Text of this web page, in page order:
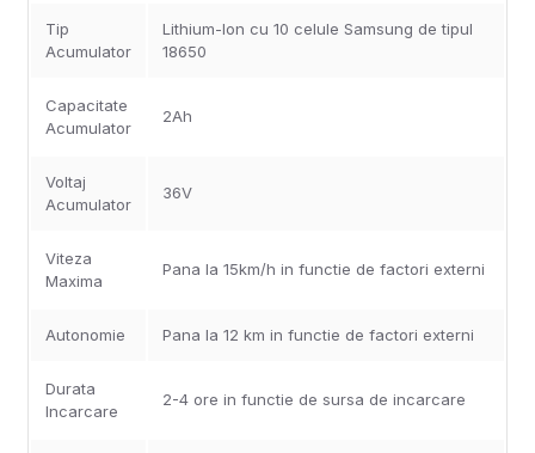
Tip
Acumulator
Lithium-Ion cu 10 celule Samsung de tipul
18650
Capacitate
Acumulator
2Ah
Voltaj
Acumulator
36V
Viteza
Maxima
Pana la 15km/h in functie de factori externi
Autonomie Pana la 12 km in functie de factori externi
Durata
Incarcare
2-4 ore in functie de sursa de incarcare